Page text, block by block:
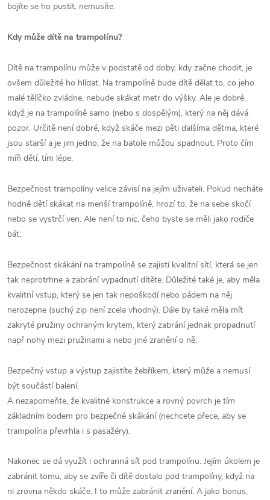
bojíte se ho pustit, nemusíte.
Kdy může dítě na trampolínu?
Dítě na trampolínu může v podstatě od doby, kdy začne chodit, je
ovšem důležité ho hlídat. Na trampolíně bude dítě dělat to, co jeho
malé tělíčko zvládne, nebude skákat metr do výšky. Ale je dobré,
když je na trampolíně samo (nebo s dospělým), který na něj dává
pozor. Určitě není dobré, když skáče mezi pěti dalšíma dětma, které
jsou starší a je jim jedno, že na batole můžou spadnout. Proto čím
míň dětí, tím lépe.
Bezpečnost trampolíny velice závisí na jejím uživateli. Pokud necháte
hodně dětí skákat na menší trampolíně, hrozí to, že na sebe skočí
nebo se vystrčí ven. Ale není to nic, čeho byste se měli jako rodiče
bát.
Bezpečnost skákání na trampolíně se zajistí kvalitní sítí, která se jen
tak neprotrhne a zabrání vypadnutí dítěte. Důležité také je, aby měla
kvalitní vstup, který se jen tak nepoškodí nebo pádem na něj
nerozepne (suchý zip není zcela vhodný). Dále by také měla mít
zakryté pružiny ochraným krytem, který zabrání jednak propadnutí
např nohy mezi pružinami a nebo jiné zranění o ně.
Bezpečný vstup a výstup zajistíte žebříkem, který může a nemusí
být součástí balení.
A nezapomeňte, že kvalitné konstrukce a rovný povrch je tím
základním bodem pro bezpečné skákání (nechcete přece, aby se
trampolína převrhla i s pasažéry).
Nakonec se dá využít i ochranná síť pod trampolínu. Jejím úkolem je
zabránit tomu, aby se zvíře či dítě dostalo pod trampolíny, když na
ni zrovna někdo skáče. I to může zabránit zranění. A jako bonus,